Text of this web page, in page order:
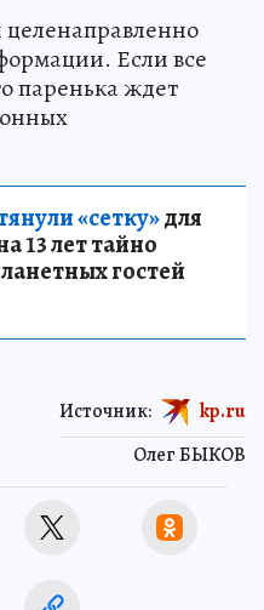
целенаправленно
Если все
паренька ждет
«сетку»для
13 лет тайно
гостей
Олег БЫКОВ
Источник: kp.ru